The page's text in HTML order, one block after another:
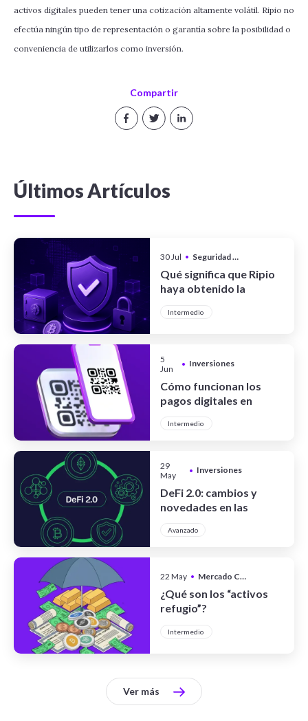
Compartir
activos digitales pueden tener una cotización altamente volátil. Ripio no
efectúa ningún tipo de representación o garantía sobre la posibilidad o
conveniencia de utilizarlos como inversión.
Últimos Artículos
30 Jul • Seguridad y Privacidad
Qué significa que Ripio
haya obtenido la
III Full System
Intermedio
5
Jun
• Inversiones
Cómo funcionan los
pagos digitales en
Intermedio
29
May
• Inversiones
DeFi 2.0: cambios y
novedades en las
descentralizadas
Avanzado
22 May • Mercado Cripto
¿Qué son los “activos
refugio”?
Intermedio
Ver más